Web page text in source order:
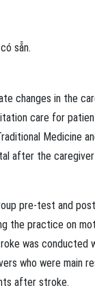
sẵn.
changes in the
care for
Medicine
after the
pre-test and
the practice on
was conducted
who were main
after stroke.